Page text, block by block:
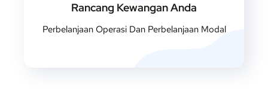
Rancang Kewangan Anda
Perbelanjaan Operasi Dan Perbelanjaan Modal